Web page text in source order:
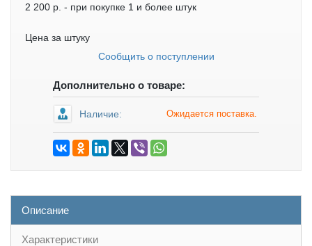
2 200 р. - при покупке 1 и более штук
Цена за штуку
Сообщить о поступлении
Дополнительно о товаре:
Наличие: Ожидается поставка.
Описание
Характеристики